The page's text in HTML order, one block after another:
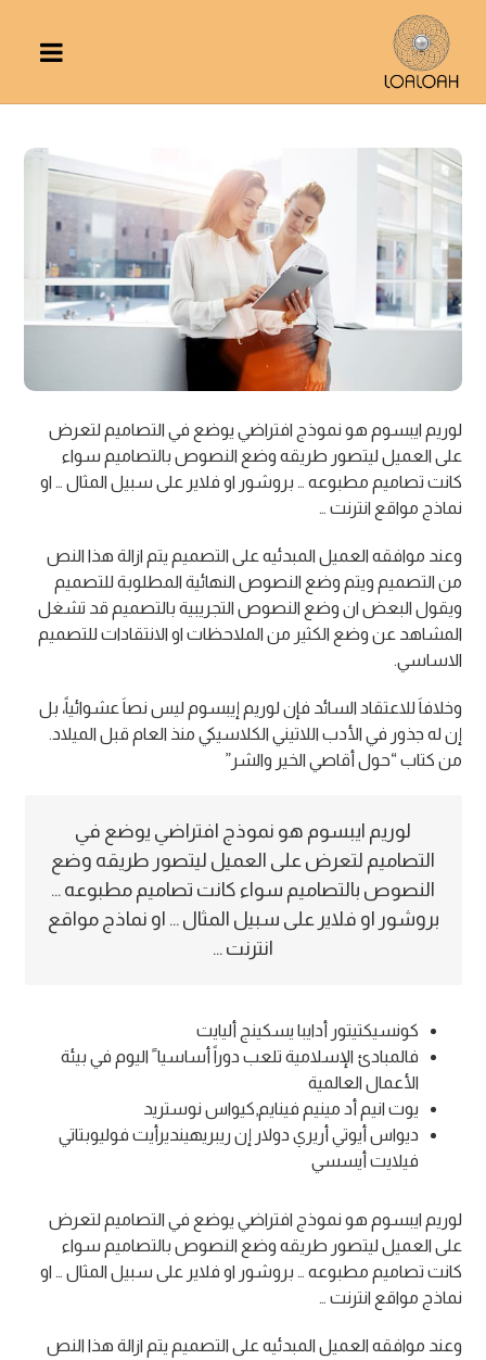
لوريم ايبسوم هو نموذج افتراضي يوضع في التصاميم لتعرض
على العميل ليتصور طريقه وضع النصوص بالتصاميم سواء
كانت تصاميم مطبوعه … بروشور او فلاير على سبيل المثال … او
نماذج مواقع انترنت …
وعند موافقه العميل المبدئيه على التصميم يتم ازالة هذا النص
من التصميم ويتم وضع النصوص النهائية المطلوبة للتصميم
ويقول البعض ان وضع النصوص التجريبية بالتصميم قد تشغل
المشاهد عن وضع الكثير من الملاحظات او الانتقادات للتصميم
الاساسي.
وخلافاَ للاعتقاد السائد فإن لوريم إيبسوم ليس نصاَ عشوائياً، بل
إن له جذور في الأدب اللاتيني الكلاسيكي منذ العام قبل الميلاد.
من كتاب “حول أقاصي الخير والشر”
لوريم ايبسوم هو نموذج افتراضي يوضع في
التصاميم لتعرض على العميل ليتصور طريقه وضع
النصوص بالتصاميم سواء كانت تصاميم مطبوعه …
بروشور او فلاير على سبيل المثال … او نماذج مواقع
انترنت …
كونسيكتيتور أدايبا يسكينج أليايت
فالمبادئ الإسلامية تلعب دوراً أساسيا ً اليوم في بيئة
الأعمال العالمية
يوت انيم أد مينيم فينايم,كيواس نوستريد
ديواس أيوتي أريري دولار إن ريبريهينديرأيت فوليوبتاتي
فيلايت أيسسي
لوريم ايبسوم هو نموذج افتراضي يوضع في التصاميم لتعرض
على العميل ليتصور طريقه وضع النصوص بالتصاميم سواء
كانت تصاميم مطبوعه … بروشور او فلاير على سبيل المثال … او
نماذج مواقع انترنت …
وعند موافقه العميل المبدئيه على التصميم يتم ازالة هذا النص